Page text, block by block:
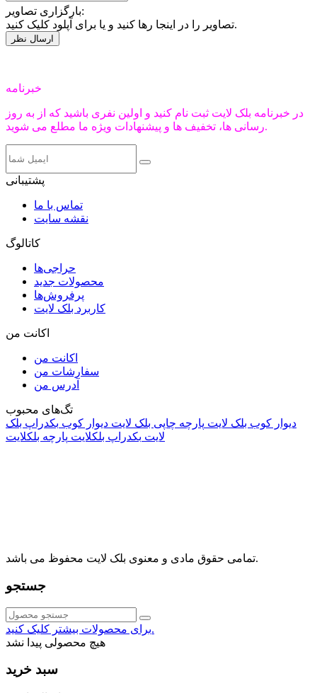
بارگزاری تصاویر:
تصاویر را در اینجا رها کنید و یا برای آپلود کلیک کنید.
خبرنامه
در خبرنامه بلک لایت ثبت نام کنید و اولین نفری باشید که از به روز
رسانی ها، تخفیف ها و پیشنهادات ویژه ما مطلع می شوید.
پشتیبانی
تماس با ما
نقشه سایت
کاتالوگ
حراجی‌ها
محصولات جدید
پرفروش‌ها
کاربرد بلک لایت
اکانت من
اکانت من
سفارشات من
آدرس من
تگ‌های محبوب
دیوار کوب بلک لایت پارچه چاپی بلک لایت دیوار کوب بکدراپ بلک
لایت بکدراپ بلکلایت پارچه بلکلایت
تمامی حقوق مادی و معنوی بلک لایت محفوظ می باشد.
جستجو
برای محصولات بیشتر کلیک کنید.
هیچ محصولی پیدا نشد
سبد خرید